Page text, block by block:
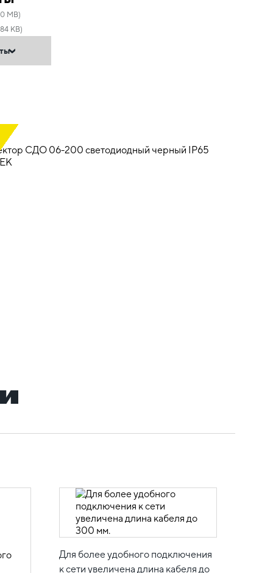
MB)
KB)
Для более удобного подключения
к сети увеличена длина кабеля до